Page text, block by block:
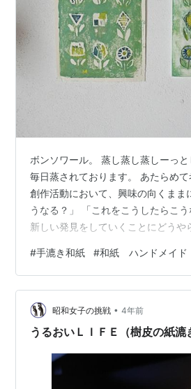
ボンソワール。 蒸し蒸し蒸しーっ
毎日蒸されております。 あたらめ
創作活動において、興味の向くまま
うなる？」 「これをこうしたらこう
新しい発見をしていくことにどうや
ているとおんなじ表情のお花って一
ぞれに輝きのポイントがある。 人
るポイントがあって、何かを作るに
ポイントも違う。 自分が何に楽しさ
るのか？ それを大切にしてあげられ
#手漉き和紙 #和紙 ハンドメイド
昭和女子の挑戦 • 4年前
うるおいＬＩＦＥ（樹皮の紙漉